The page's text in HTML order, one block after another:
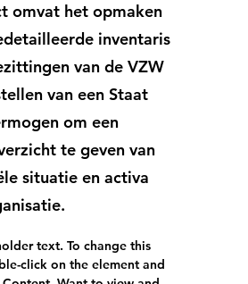
omvat het opmaken
inventaris
van de VZW
van een Staat
om een
te geven van
situatie en activa
text. To change this
click on the element and